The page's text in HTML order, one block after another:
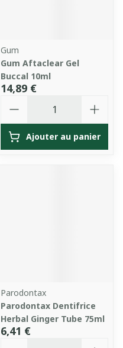
Gum
Gum Aftaclear Gel
Buccal 10ml
14,89 €
Ajouter au panier
Parodontax
Parodontax Dentifrice
Herbal Ginger Tube 75ml
6,41 €